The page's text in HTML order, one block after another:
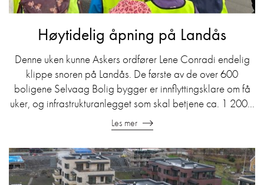
Høytidelig åpning på Landås
Denne uken kunne Askers ordfører Lene Conradi endelig
klippe snoren på Landås. De første av de over 600
boligene Selvaag Bolig bygger er innflyttingsklare om få
uker, og infrastrukturanlegget som skal betjene ca. 1 200...
Les mer